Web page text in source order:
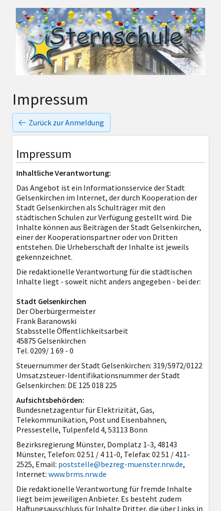
Impressum
Zurück zur Anmeldung
Impressum
Inhaltliche Verantwortung:
Das Angebot ist ein Informationsservice der Stadt
Gelsenkirchen im Internet, der durch Kooperation der
Stadt Gelsenkirchen als Schulträger mit den
städtischen Schulen zur Verfügung gestellt wird. Die
Inhalte können aus Beiträgen der Stadt Gelsenkirchen,
einer der Kooperationspartner oder von Dritten
entstehen. Die Urheberschaft der Inhalte ist jeweils
gekennzeichnet.
Die redaktionelle Verantwortung für die städtischen
Inhalte liegt - soweit nicht anders angegeben - bei der:
Stadt Gelsenkirchen
Der Oberbürgermeister
Frank Baranowski
Stabsstelle Öffentlichkeitsarbeit
45875 Gelsenkirchen
Tel. 0209/ 1 69 - 0
Steuernummer der Stadt Gelsenkirchen: 319/5972/0122
Umsatzsteuer-Identifikationsnummer der Stadt
Gelsenkirchen: DE 125 018 225
Aufsichtsbehörden:
Bundesnetzagentur für Elektrizität, Gas,
Telekommunikation, Post und Eisenbahnen,
Pressestelle, Tulpenfeld 4, 53113 Bonn
Bezirksregierung Münster, Domplatz 1-3, 48143
Münster, Telefon: 02 51 / 4 11-0, Telefax: 02 51 / 411-
2525, Email: poststelle@bezreg-muenster.nrw.de,
Internet: www.brms.nrw.de
Die redaktionelle Verantwortung für fremde Inhalte
liegt beim jeweiligen Anbieter. Es besteht zudem
Haftungsausschluss für Inhalte Dritter, die über Links in